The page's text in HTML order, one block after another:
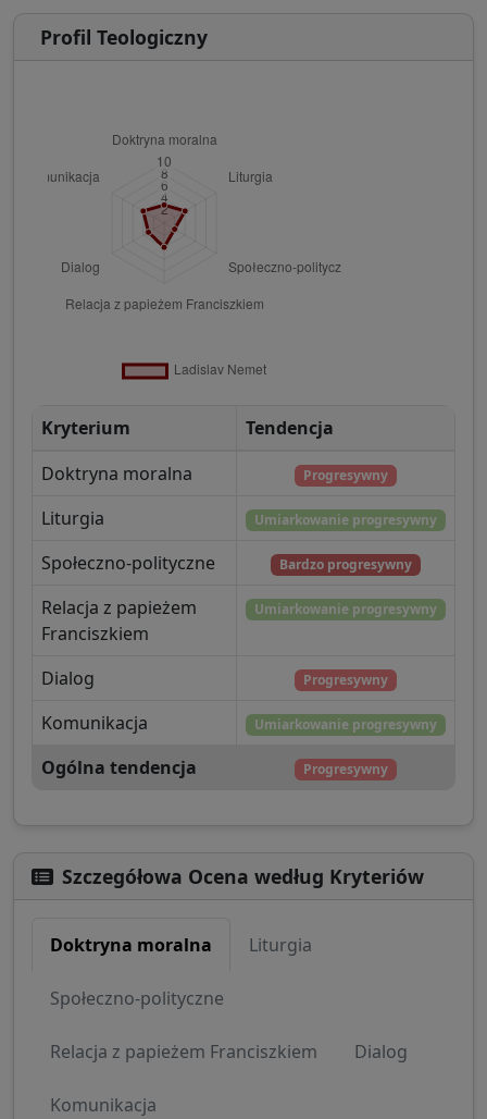
Profil Teologiczny
Kryterium
Tendencja
Doktryna moralna
Progresywny
Liturgia Umiarkowanie progresywny
Społeczno-polityczne Bardzo progresywny
Relacja z papieżem
Franciszkiem
Umiarkowanie progresywny
Dialog Progresywny
Komunikacja Umiarkowanie progresywny
Ogólna tendencja Progresywny
Szczegółowa Ocena według Kryteriów
Doktryna moralna Liturgia
Społeczno-polityczne
Relacja z papieżem Franciszkiem Dialog
Komunikacja